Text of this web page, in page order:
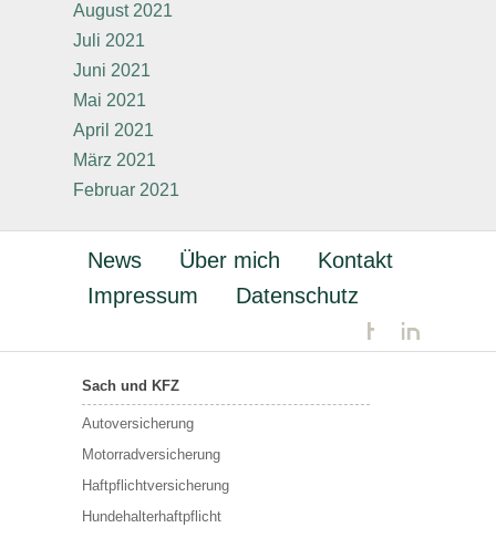
August 2021
Juli 2021
Juni 2021
Mai 2021
April 2021
März 2021
Februar 2021
News Über mich
Kontakt
Impressum
Datenschutz
Sach und KFZ
Autoversicherung
Motorradversicherung
Haftpflichtversicherung
Hundehalterhaftpflicht